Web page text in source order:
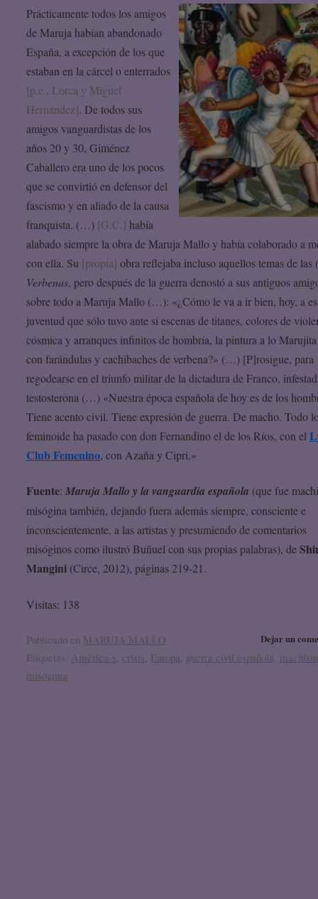
Prácticamente todos los amigos
de Maruja habían abandonado
España, a excepción de los que
estaban en la cárcel o enterrados
[p.e., Lorca y Miguel
Hernández]. De todos sus
amigos vanguardistas de los
años 20 y 30, Giménez
Caballero era uno de los pocos
que se convirtió en defensor del
fascismo y en aliado de la causa
franquista. (…) [G.C.] había
alabado siempre la obra de Maruja Mallo y había colaborado a
con ella. Su [propia] obra reflejaba incluso aquellos temas de
Verbenas, pero después de la guerra denostó a sus antiguos
sobre todo a Maruja Mallo (…): «¿Cómo le va a ir bien, hoy, a
juventud que sólo tuvo ante sí escenas de titanes, colores de
cósmica y arranques infinitos de hombría, la pintura a lo
con farándulas y cachibaches de verbena?» (…) [P]rosigue, para
regodearse en el triunfo militar de la dictadura de Franco,
testosterona (…) «Nuestra época española de hoy es de los
Tiene acento civil. Tiene expresión de guerra. De macho. Todo
feminoide ha pasado con don Fernandino el de los Ríos, con el
Club Femenino, con Azaña y Cipri.»
Fuente:Maruja Mallo y la vanguardia española (que fue
misógina también, dejando fuera además siempre, consciente e
inconscientemente, a las artistas y presumiendo de comentarios
misóginos como ilustró Buñuel con sus propias palabras), de
Mangini (Circe, 2012), páginas 219-21.
Visitas: 138
Dejar un
Publicado en MARUJA MALLO
Etiquetas: América-s,crisis, Europa, guerra civil española,
misoginia